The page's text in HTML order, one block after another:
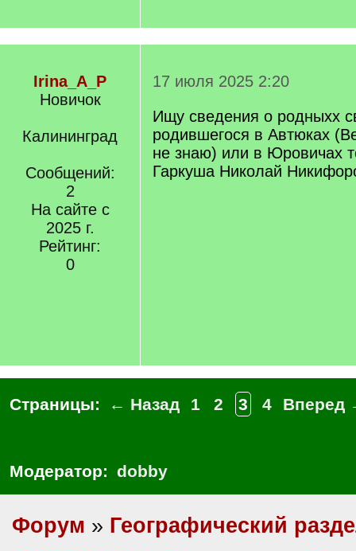
Irina_A_P
Новичок
Калининград
Сообщений:
2
На сайте с
2025 г.
Рейтинг:
0
17 июля 2025 2:20
Ищу сведения о родныхх
родившегося в Автюках
не знаю) или в Юровичах
Гаркуша Николай
Страницы: ← Назад 1 2 3 4 Вперед
Модератор: dobby
Форум » Географический